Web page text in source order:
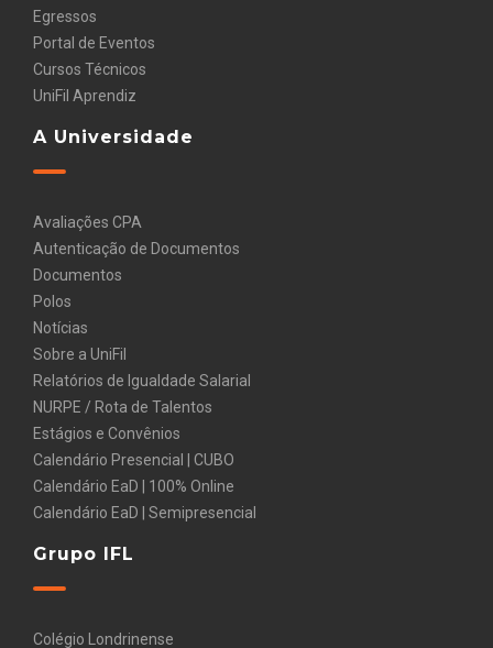
Egressos
Portal de Eventos
Cursos Técnicos
UniFil Aprendiz
A Universidade
Avaliações CPA
Autenticação de Documentos
Documentos
Polos
Notícias
Sobre a UniFil
Relatórios de Igualdade Salarial
NURPE / Rota de Talentos
Estágios e Convênios
Calendário Presencial | CUBO
Calendário EaD | 100% Online
Calendário EaD | Semipresencial
Grupo IFL
Colégio Londrinense